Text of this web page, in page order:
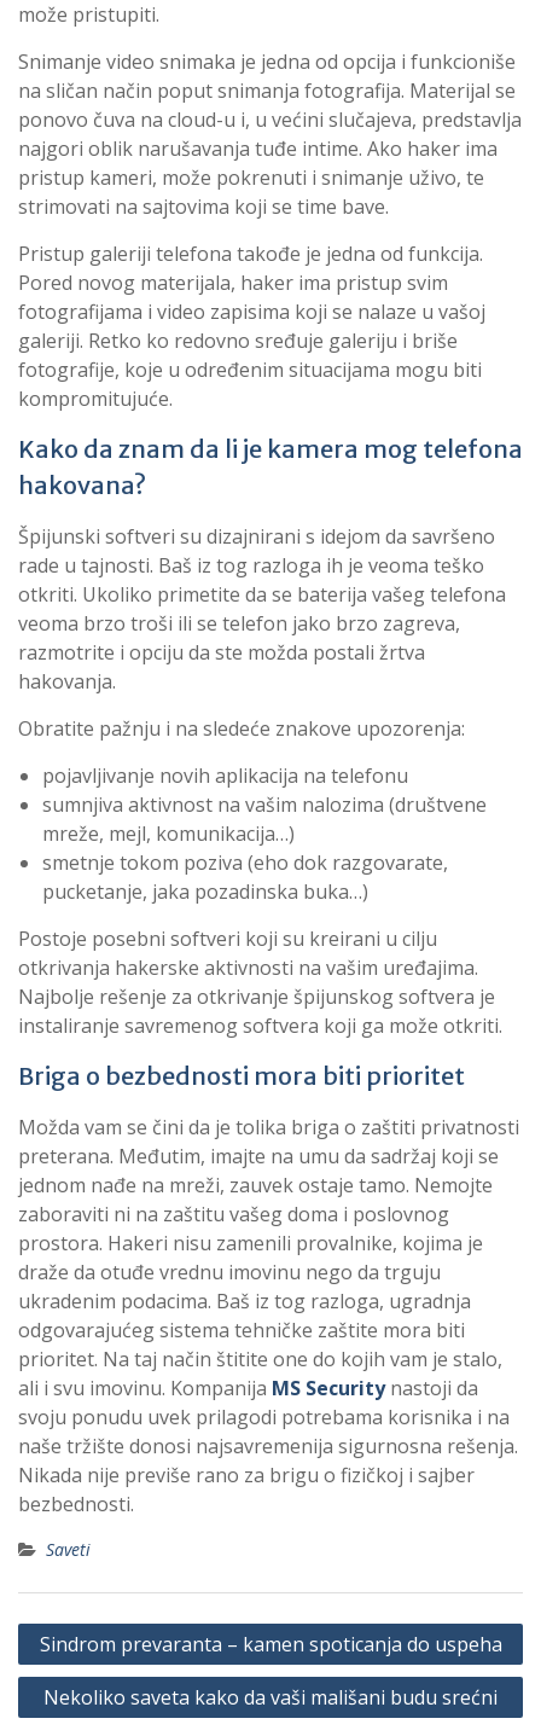
može pristupiti.
Snimanje video snimaka je jedna od opcija i funkcioniše
na sličan način poput snimanja fotografija. Materijal se
ponovo čuva na cloud-u i, u većini slučajeva, predstavlja
najgori oblik narušavanja tuđe intime. Ako haker ima
pristup kameri, može pokrenuti i snimanje uživo, te
strimovati na sajtovima koji se time bave.
Pristup galeriji telefona takođe je jedna od funkcija.
Pored novog materijala, haker ima pristup svim
fotografijama i video zapisima koji se nalaze u vašoj
galeriji. Retko ko redovno sređuje galeriju i briše
fotografije, koje u određenim situacijama mogu biti
kompromitujuće.
Kako da znam da li je kamera mog telefona
hakovana?
Špijunski softveri su dizajnirani s idejom da savršeno
rade u tajnosti. Baš iz tog razloga ih je veoma teško
otkriti. Ukoliko primetite da se baterija vašeg telefona
veoma brzo troši ili se telefon jako brzo zagreva,
razmotrite i opciju da ste možda postali žrtva
hakovanja.
Obratite pažnju i na sledeće znakove upozorenja:
pojavljivanje novih aplikacija na telefonu
sumnjiva aktivnost na vašim nalozima (društvene
mreže, mejl, komunikacija…)
smetnje tokom poziva (eho dok razgovarate,
pucketanje, jaka pozadinska buka…)
Postoje posebni softveri koji su kreirani u cilju
otkrivanja hakerske aktivnosti na vašim uređajima.
Najbolje rešenje za otkrivanje špijunskog softvera je
instaliranje savremenog softvera koji ga može otkriti.
Briga o bezbednosti mora biti prioritet
Možda vam se čini da je tolika briga o zaštiti privatnosti
preterana. Međutim, imajte na umu da sadržaj koji se
jednom nađe na mreži, zauvek ostaje tamo. Nemojte
zaboraviti ni na zaštitu vašeg doma i poslovnog
prostora. Hakeri nisu zamenili provalnike, kojima je
draže da otuđe vrednu imovinu nego da trguju
ukradenim podacima. Baš iz tog razloga, ugradnja
odgovarajućeg sistema tehničke zaštite mora biti
prioritet. Na taj način štitite one do kojih vam je stalo,
ali i svu imovinu. Kompanija MS Securitynastoji da
svoju ponudu uvek prilagodi potrebama korisnika i na
naše tržište donosi najsavremenija sigurnosna rešenja.
Nikada nije previše rano za brigu o fizičkoj i sajber
bezbednosti.
Saveti
P
o
Sindrom prevaranta – kamen spoticanja do uspeha
Nekoliko saveta kako da vaši mališani budu srećni